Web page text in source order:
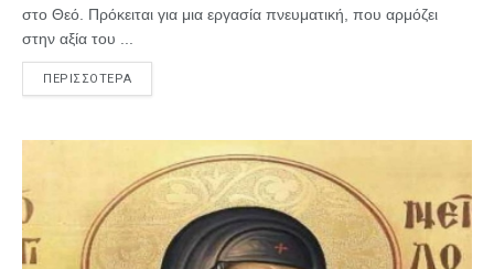
στο Θεό. Πρόκειται για μια εργασία πνευματική, που αρμόζει
στην αξία του ...
ΠΕΡΙΣΣΟΤΕΡΑ